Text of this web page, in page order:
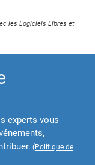
les Logiciels Libres et
experts vous
(Politique de